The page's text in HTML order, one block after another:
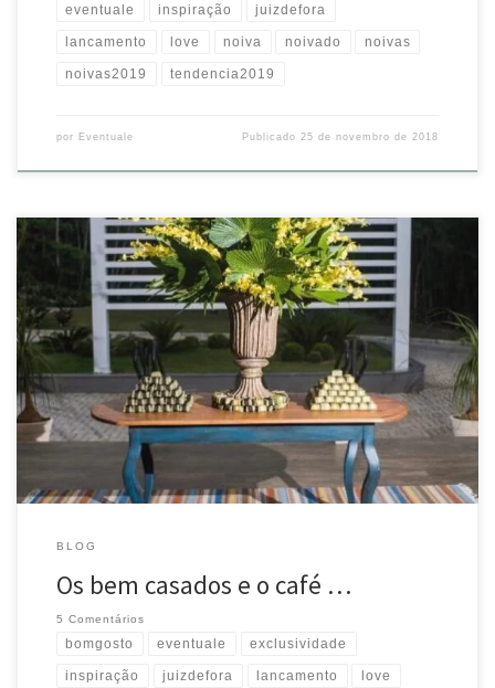
eventuale inspiração juizdefora
lancamento love noiva noivado noivas
noivas2019 tendencia2019
por Eventuale Publicado25 de novembro de 2018
Os bem casados e o café merecem um espaço diferenciado! Eles
sempre “iniciam” e “encerram” a festa, dando um charme a mais à
decoração. A @topfashioneventos encantou geral usando as mesas
ovais Eventuale. Fala sério, é ou não é para ficar apaixonado?
. Mais detalhes no blog https://eventuale.com.br . […]
BLOG
Os bem casados e o café …
5 Comentários
bomgosto eventuale exclusividade
inspiração juizdefora lancamento love